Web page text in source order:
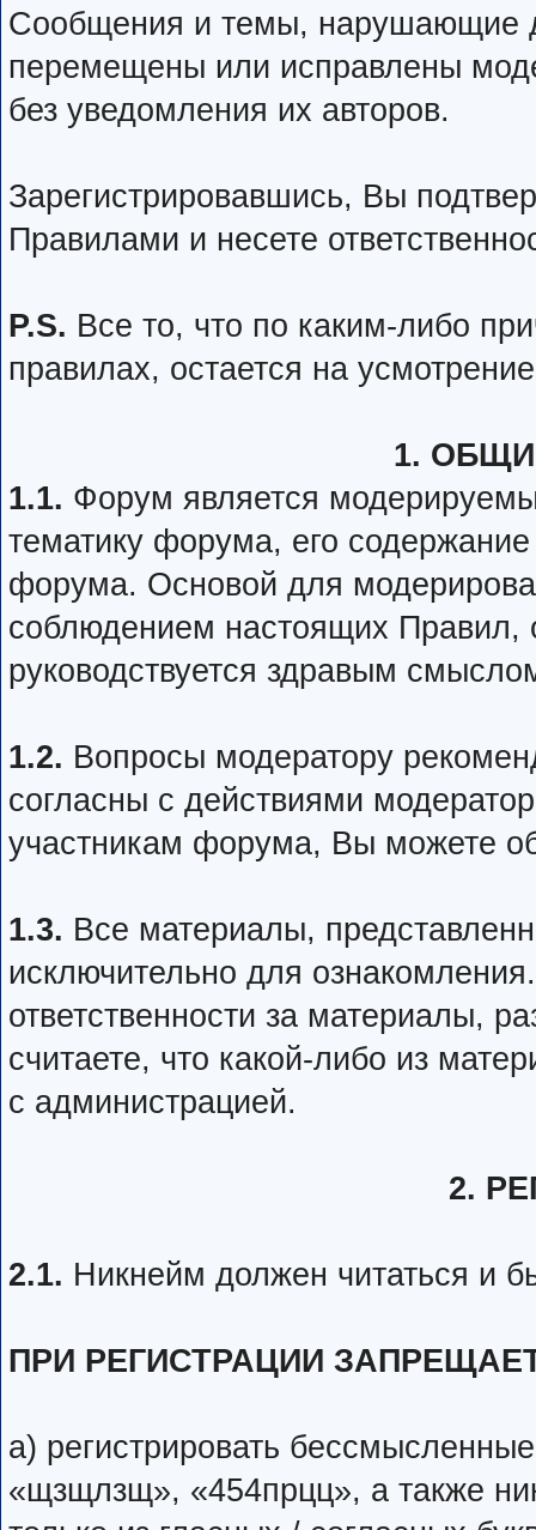
Сообщения и темы, нарушающие
перемещены или исправлены
без уведомления их авторов.
Зарегистрировавшись, Вы
Правилами и несете
P.S. Все то, что по каким-либо
правилах, остается на
1.
1.1. Форум является
тематику форума, его
форума. Основой для
соблюдением настоящих Правил,
руководствуется здравым
1.2. Вопросы модератору
согласны с действиями
участникам форума, Вы можете
1.3. Все материалы,
исключительно для
ответственности за материалы,
считаете, что какой-либо из
с администрацией.
2.
2.1. Никнейм должен читаться и
ПРИ РЕГИСТРАЦИИ
а) регистрировать
«щзщлзщ», «454прцц», а также